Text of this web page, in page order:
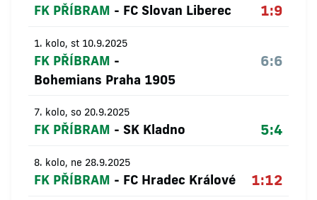
FK PŘÍBRAM - FC Slovan Liberec 1:9
1. kolo, st 10.9.2025
FK PŘÍBRAM -
Bohemians Praha 1905
6:6
7. kolo, so 20.9.2025
FK PŘÍBRAM - SK Kladno 5:4
8. kolo, ne 28.9.2025
FK PŘÍBRAM - FC Hradec Králové 1:12